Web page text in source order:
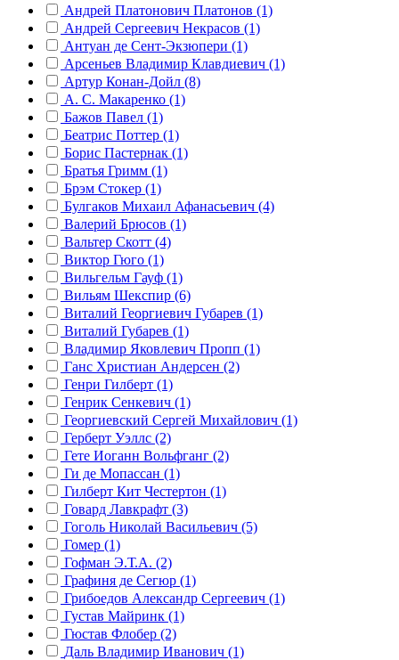
Андрей Платонович Платонов (1)
Андрей Сергеевич Некрасов (1)
Антуан де Сент-Экзюпери (1)
Арсеньев Владимир Клавдиевич (1)
Артур Конан-Дойл (8)
А. С. Макаренко (1)
Бажов Павел (1)
Беатрис Поттер (1)
Борис Пастернак (1)
Братья Гримм (1)
Брэм Стокер (1)
Булгаков Михаил Афанасьевич (4)
Валерий Брюсов (1)
Вальтер Скотт (4)
Виктор Гюго (1)
Вильгельм Гауф (1)
Вильям Шекспир (6)
Виталий Георгиевич Губарев (1)
Виталий Губарев (1)
Владимир Яковлевич Пропп (1)
Ганс Христиан Андерсен (2)
Генри Гилберт (1)
Генрик Сенкевич (1)
Георгиевский Сергей Михайлович (1)
Герберт Уэллс (2)
Гете Иоганн Вольфганг (2)
Ги де Мопассан (1)
Гилберт Кит Честертон (1)
Говард Лавкрафт (3)
Гоголь Николай Васильевич (5)
Гомер (1)
Гофман Э.Т.А. (2)
Графиня де Сегюр (1)
Грибоедов Александр Сергеевич (1)
Густав Майринк (1)
Гюстав Флобер (2)
Даль Владимир Иванович (1)